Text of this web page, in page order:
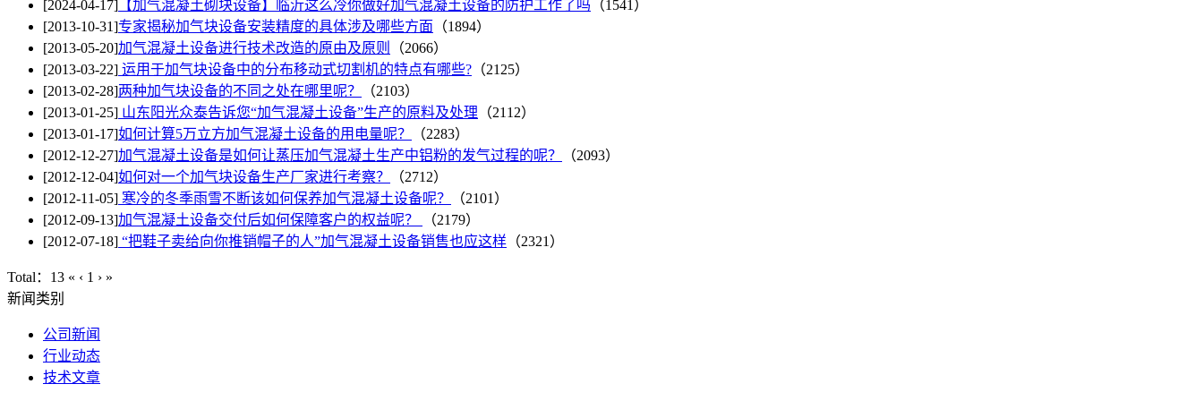
[2024-04-17] 【加气混凝土砌块设备】临沂这么冷你做好加气混凝土设备的防护工作了吗 （1541）
[2013-10-31]专家揭秘加气块设备安装精度的具体涉及哪些方面 （1894）
[2013-05-20]加气混凝土设备进行技术改造的原由及原则
（2066）
[2013-03-22] 运用于加气块设备中的分布移动式切割机的特点有哪些? （2125）
[2013-02-28]两种加气块设备的不同之处在哪里呢？
（2103）
[2013-01-25] 山东阳光众泰告诉您“加气混凝土设备”生产的原料及处理 （2112）
[2013-01-17]如何计算5万立方加气混凝土设备的用电量呢？
（2283）
[2012-12-27]加气混凝土设备是如何让蒸压加气混凝土生产中铝粉的发气过程的呢？
（2093）
[2012-12-04]如何对一个加气块设备生产厂家进行考察？
（2712）
[2012-11-05] 寒冷的冬季雨雪不断该如何保养加气混凝土设备呢？
（2101）
[2012-09-13]加气混凝土设备交付后如何保障客户的权益呢？
（2179）
[2012-07-18] “把鞋子卖给向你推销帽子的人”加气混凝土设备销售也应这样 （2321）
Total：13 « ‹ 1 › »
新闻类别
公司新闻
行业动态
技术文章